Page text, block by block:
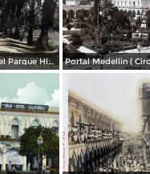
Palmeras en el Parque Hidalgo.